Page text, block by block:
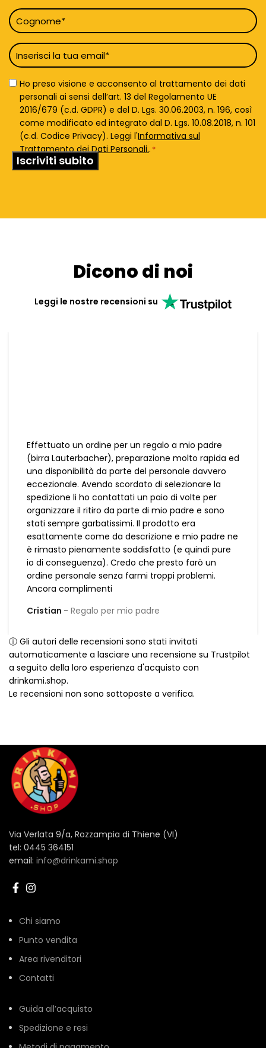
Cognome
*
Email
*
Privacy
Policy
Ho preso visione e acconsento al trattamento dei dati
personali ai sensi dell’art. 13 del Regolamento UE
2016/679 (c.d. GDPR) e del D. Lgs. 30.06.2003, n. 196, così
come modificato ed integrato dal D. Lgs. 10.08.2018, n. 101
(c.d. Codice Privacy). Leggi l'Informativa sul
Trattamento dei Dati Personali.. *
Dicono di noi
Leggi le nostre recensioni su
Effettuato un ordine per un regalo a mio padre
(birra Lauterbacher), preparazione molto rapida ed
una disponibilità da parte del personale davvero
eccezionale. Avendo scordato di selezionare la
spedizione li ho contattati un paio di volte per
organizzare il ritiro da parte di mio padre e sono
stati sempre garbatissimi. Il prodotto era
esattamente come da descrizione e mio padre ne
è rimasto pienamente soddisfatto (e quindi pure
io di conseguenza). Credo che presto farò un
ordine personale senza farmi troppi problemi.
Ancora complimenti
Cristian
Regalo per mio padre
ⓘ Gli autori delle recensioni sono stati invitati
automaticamente a lasciare una recensione su Trustpilot
a seguito della loro esperienza d'acquisto con
drinkami.shop.
Le recensioni non sono sottoposte a verifica.
Via Verlata 9/a, Rozzampia di Thiene (VI)
tel: 0445 364151
email: info@drinkami.shop
Chi siamo
Punto vendita
Area rivenditori
Contatti
Guida all’acquisto
Spedizione e resi